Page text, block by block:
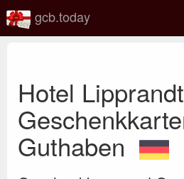
gcb.today
Hotel Lipprandt
Guthaben